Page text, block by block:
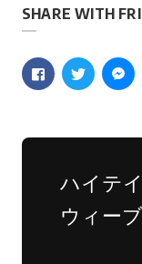
SHARE WITH
ハイテ
ウィー